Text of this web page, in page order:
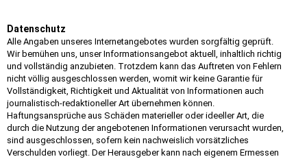
Datenschutz
Alle Angaben unseres Internetangebotes wurden sorgfältig geprüft.
Wir bemühen uns, unser Informationsangebot aktuell, inhaltlich richtig
und vollständig anzubieten. Trotzdem kann das Auftreten von Fehlern
nicht völlig ausgeschlossen werden, womit wir keine Garantie für
Vollständigkeit, Richtigkeit und Aktualität von Informationen auch
journalistisch-redaktioneller Art übernehmen können.
Haftungsansprüche aus Schäden materieller oder ideeller Art, die
durch die Nutzung der angebotenen Informationen verursacht wurden,
sind ausgeschlossen, sofern kein nachweislich vorsätzliches
Verschulden vorliegt. Der Herausgeber kann nach eigenem Ermessen